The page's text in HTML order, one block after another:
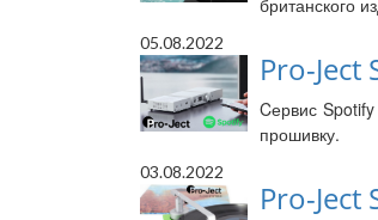
британского
05.08.2022
Pro-
Cервис
прошивку.
03.08.2022
Pro-Ject